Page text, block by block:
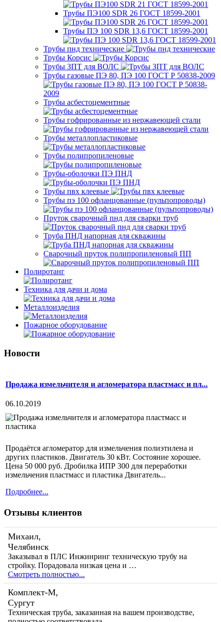
Трубы ПЭ100 SDR 26 ГОСТ 18599-2001
Трубы ПЭ 100 SDR 13,6 ГОСТ 18599-2001
Трубы пнд технические
Трубы Корсис
Трубы ЗПТ для ВОЛС
Трубы газовые ПЭ 80, ПЭ 100 ГОСТ Р 50838-2009
Трубы асбестоцементные
Трубы гофрированные из нержавеющей стали
Трубы металлопластиковые
Трубы полипропиленовые
Трубы-оболочки ПЭ ПНД
Трубы пвх клеевые
Трубы пэ 100 офланцованные (пульпопроводы)
Пруток сварочный пнд для сварки труб
Труба ПНД напорная для скважины
Сварочный пруток полипропиленовый ПП
Полиротанг
Техника для дачи и дома
Металлоизделия
Пожарное оборудование
Новости
Продажа измельчителя и агломератора пластмасс и пл...
06.10.2019
Продаётся агломератор для измельчения полиэтилена и
других пластиков. Двигатель 30 кВт. Состояние хорошее.
Цена 50 000 руб. Дробилка ИПР 300 для переработки
измельчения пластмасс и пластика Двигатель...
Подробнее...
Отзывы клиентов
Михаил,
Челябинск
Заказывал в ПЛС Инжинринг техническую трубу на
стройку. Порадовала низкая цена и …
Смотреть полностью...
Комплект-М,
Сургут
Техническая труба, заказанная на вашем производстве,